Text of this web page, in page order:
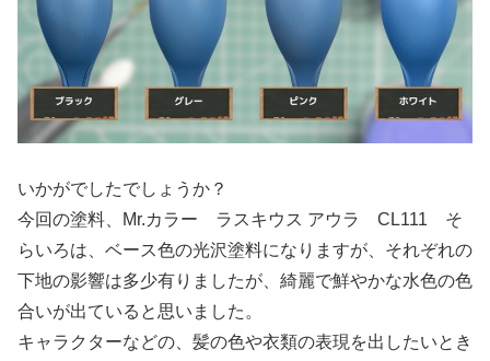
いかがでしたでしょうか？
今回の塗料、Mr.カラー ラスキウス アウラ CL111 そ
らいろは、ベース色の光沢塗料になりますが、それぞれの
下地の影響は多少有りましたが、綺麗で鮮やかな水色の色
合いが出ていると思いました。
キャラクターなどの、髪の色や衣類の表現を出したいとき